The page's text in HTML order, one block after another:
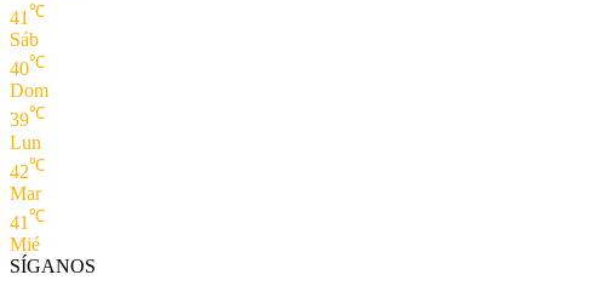
41 ℃
Sáb
40℃
Dom
39℃
Lun
42℃
Mar
41℃
Mié
SÍGANOS